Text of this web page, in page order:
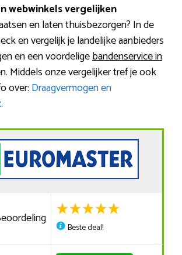
webwinkels vergelijken
en laten thuisbezorgen? In de
en vergelijk je landelijke aanbieders
en een voordeligebandenservice in
Middels onze vergelijker tref je ook
over: Draagvermogen en
.
Beste deal!